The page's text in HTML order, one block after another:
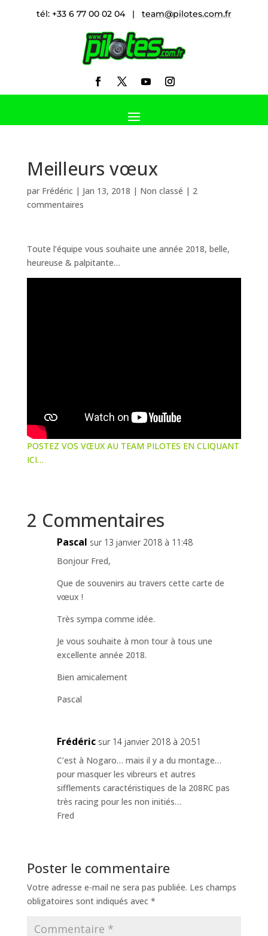
tél: +33 6 77 00 02 04 | team@pilotes.com.fr
Meilleurs vœux
par Frédéric| Jan 13, 2018 | Non classé | 2
commentaires
Toute l’équipe vous souhaite une année 2018, belle,
heureuse & palpitante…
POSTEZ VOS VŒUX AU TEAM PILOTES EN CLIQUANT
ICI…
2 Commentaires
Pascal sur 13 janvier 2018 à 11:48
Bonjour Fred,
Que de souvenirs au travers cette carte de
vœux !
Très sympa comme idée.
Je vous souhaite à mon tour à tous une
excellente année 2018.
Bien amicalement
Pascal
Frédéric sur 14 janvier 2018 à 20:51
C’est à Nogaro… mais il y a du montage…
pour masquer les vibreurs et autres
sifflements caractéristiques de la 208RC pas
très racing pour les non initiés…
Fred
Poster le commentaire
Votre adresse e-mail ne sera pas publiée. Les champs
obligatoires sont indiqués avec *